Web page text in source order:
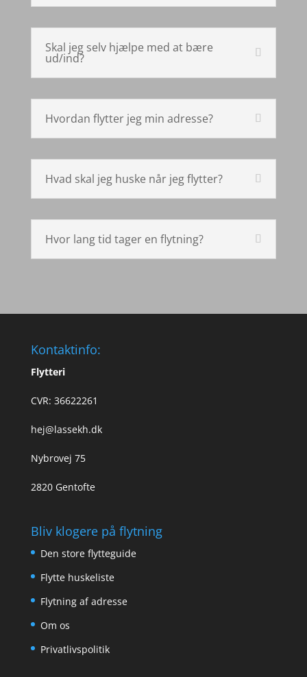
Skal jeg selv hjælpe med at bære
ud/ind?
Hvordan flytter jeg min adresse?
Hvad skal jeg huske når jeg flytter?
Hvor lang tid tager en flytning?
Kontaktinfo:
Flytteri
CVR: 36622261
hej@lassekh.dk
Nybrovej 75
2820 Gentofte
Bliv klogere på flytning
Den store flytteguide
Flytte huskeliste
Flytning af adresse
Om os
Privatlivspolitik